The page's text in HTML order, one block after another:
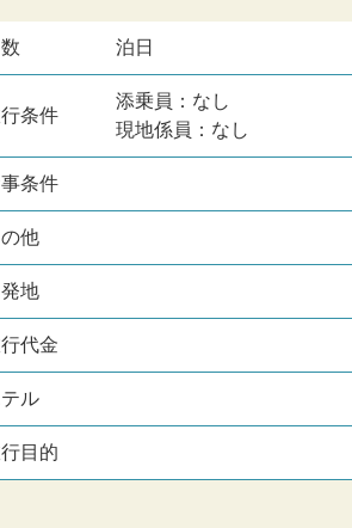
泊日
条件
添乗員：なし
現地係員：なし
条件
他
地
代金
ル
目的